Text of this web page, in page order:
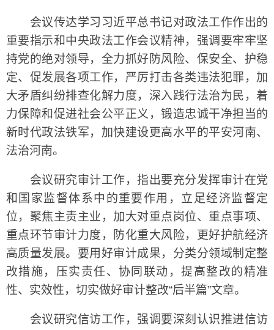
会议传达学习习近平总书记对政法工作作出的
重要指示和中央政法工作会议精神，强调要牢牢坚
持党的绝对领导，全力抓好防风险、保安全、护稳
定、促发展各项工作，严厉打击各类违法犯罪，加
大矛盾纠纷排查化解力度，深入践行法治为民，着
力保障和促进社会公平正义，锻造忠诚干净担当的
新时代政法铁军，加快建设更高水平的平安河南、
法治河南。
会议研究审计工作，指出要充分发挥审计在党
和国家监督体系中的重要作用，立足经济监督定
位，聚焦主责主业，加大对重点岗位、重点事项、
重点环节审计力度，防化重大风险，更好护航经济
高质量发展。要用好审计成果，分类分领域制定整
改措施，压实责任、协同联动，提高整改的精准
性、实效性，切实做好审计整改“后半篇”文章。
会议研究信访工作，强调要深刻认识推进信访